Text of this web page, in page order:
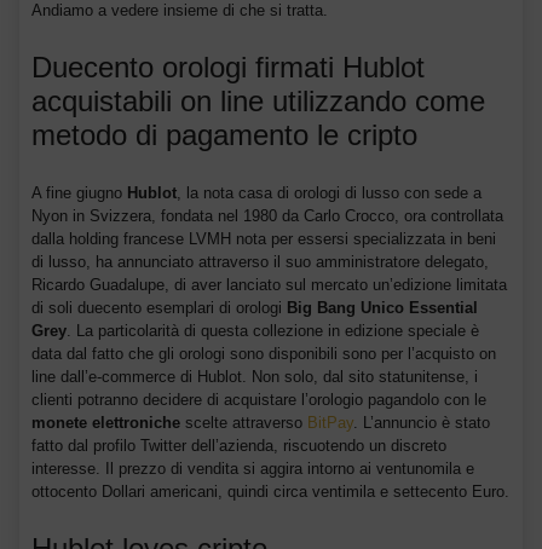
Andiamo a vedere insieme di che si tratta.
Duecento orologi firmati Hublot
acquistabili on line utilizzando come
metodo di pagamento le cripto
A fine giugno Hublot, la nota casa di orologi di lusso con sede a
Nyon in Svizzera, fondata nel 1980 da Carlo Crocco, ora controllata
dalla holding francese LVMH nota per essersi specializzata in beni
di lusso, ha annunciato attraverso il suo amministratore delegato,
Ricardo Guadalupe, di aver lanciato sul mercato un’edizione limitata
di soli duecento esemplari di orologi Big Bang Unico Essential
Grey. La particolarità di questa collezione in edizione speciale è
data dal fatto che gli orologi sono disponibili sono per l’acquisto on
line dall’e-commerce di Hublot. Non solo, dal sito statunitense, i
clienti potranno decidere di acquistare l’orologio pagandolo con le
monete elettroniche scelte attraverso BitPay. L’annuncio è stato
fatto dal profilo Twitter dell’azienda, riscuotendo un discreto
interesse. Il prezzo di vendita si aggira intorno ai ventunomila e
ottocento Dollari americani, quindi circa ventimila e settecento Euro.